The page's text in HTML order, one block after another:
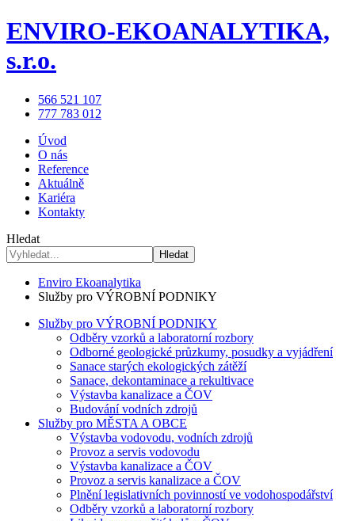
ENVIRO-EKOANALYTIKA,
s.r.o.
566 521 107
777 783 012
Úvod
O nás
Reference
Aktuálně
Kariéra
Kontakty
Hledat
Hledat
Enviro Ekoanalytika
Služby pro VÝROBNÍ PODNIKY
Služby pro VÝROBNÍ PODNIKY
Odběry vzorků a laboratorní rozbory
Odborné geologické průzkumy, posudky a vyjádření
Sanace starých ekologických zátěží
Sanace, dekontaminace a rekultivace
Výstavba kanalizace a ČOV
Budování vodních zdrojů
Služby pro MĚSTA A OBCE
Výstavba vodovodu, vodních zdrojů
Provoz a servis vodovodu
Výstavba kanalizace a ČOV
Provoz a servis kanalizace a ČOV
Plnění legislativních povinností ve vodohospodářství
Odběry vzorků a laboratorní rozbory